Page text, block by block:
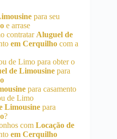
para seu
e arrase
contratar Aluguel de
em Cerquilho com a
de Limo para obter o
de Limousine para
para casamento
de Limo
Limousine para
?
com Locação de
em Cerquilho